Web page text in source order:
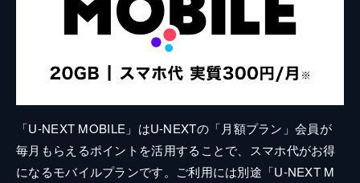
「U-NEXT MOBILE」はU-NEXTの「月額プラン」会員が
毎月もらえるポイントを活用することで、スマホ代がお得
になるモバイルプランです。ご利用には別途「U-NEXT M